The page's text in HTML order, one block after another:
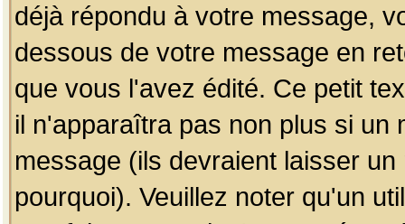
déjà répondu à votre message,
dessous de votre message en
que vous l'avez édité. Ce petit
il n'apparaîtra pas non plus si un
message (ils devraient laisser
pourquoi). Veuillez noter qu'un